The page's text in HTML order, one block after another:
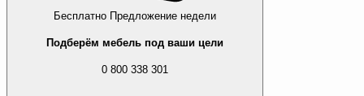
Бесплатно Предложение недели
Подберём мебель под ваши цели
0 800 338 301